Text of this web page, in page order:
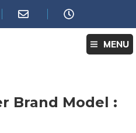
MENU
Brand Model :